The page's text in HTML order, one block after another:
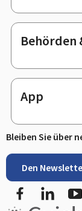
Behörden
App
Bleiben Sie über
Den
Facebook